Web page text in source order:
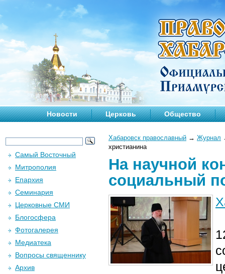
Новости Церковь Общество
Хабаровск православный → Журнал
христианина
На научной
социальный
Самый Восточный
Митрополия
Епархия
Семинария
Церковные СМИ
Блогосфера
Фотогалерея
Медиатека
Вопросы священнику
Архив